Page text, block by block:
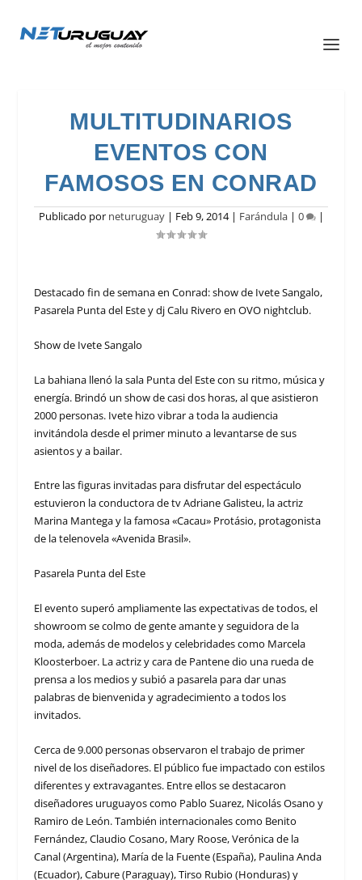
MULTITUDINARIOS
EVENTOS CON
FAMOSOS EN CONRAD
Publicado por neturuguay| Feb 9, 2014| Farándula| 0 |
Destacado fin de semana en Conrad: show de Ivete Sangalo,
Pasarela Punta del Este y dj Calu Rivero en OVO nightclub.
Show de Ivete Sangalo
La bahiana llenó la sala Punta del Este con su ritmo, música y
energía. Brindó un show de casi dos horas, al que asistieron
2000 personas. Ivete hizo vibrar a toda la audiencia
invitándola desde el primer minuto a levantarse de sus
asientos y a bailar.
Entre las figuras invitadas para disfrutar del espectáculo
estuvieron la conductora de tv Adriane Galisteu, la actriz
Marina Mantega y la famosa «Cacau» Protásio, protagonista
de la telenovela «Avenida Brasil».
Pasarela Punta del Este
El evento superó ampliamente las expectativas de todos, el
showroom se colmo de gente amante y seguidora de la
moda, además de modelos y celebridades como Marcela
Kloosterboer. La actriz y cara de Pantene dio una rueda de
prensa a los medios y subió a pasarela para dar unas
palabras de bienvenida y agradecimiento a todos los
invitados.
Cerca de 9.000 personas observaron el trabajo de primer
nivel de los diseñadores. El público fue impactado con estilos
diferentes y extravagantes. Entre ellos se destacaron
diseñadores uruguayos como Pablo Suarez, Nicolás Osano y
Ramiro de León. También internacionales como Benito
Fernández, Claudio Cosano, Mary Roose, Verónica de la
Canal (Argentina), María de la Fuente (España), Paulina Anda
(Ecuador), Cabure (Paraguay), Tirso Rubio (Honduras) y